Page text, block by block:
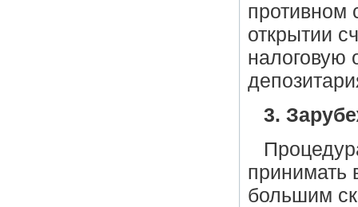
противном
открытии
налоговую
3.
принимать
большим